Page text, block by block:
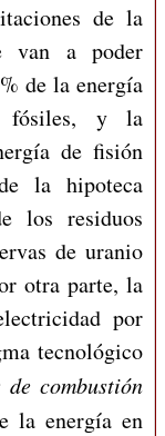
de la
van a poder
de la energía
fósiles, y la
de fisión
la hipoteca
los residuos
de uranio
otra parte, la
por
tecnológico
de combustión
la energía en